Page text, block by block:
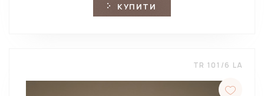
КУПИТИ
TR 101/6 LA